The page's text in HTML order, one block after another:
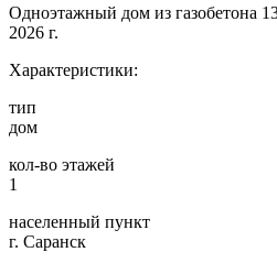
Одноэтажный дом из газобетона
2026 г.
Характеристики:
тип
дом
кол-во этажей
1
населенный пункт
г. Саранск